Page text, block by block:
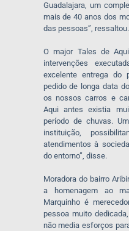
Guadalajara, um
mais de 40 anos dos
das pessoas”, ressaltou.
O major Tales de
intervenções
excelente entrega do
pedido de longa data
os nossos carros e
Aqui antes existia
período de chuvas.
instituição,
atendimentos à
do entorno”, disse.
Moradora do bairro
a homenagem ao
Marquinho é
pessoa muito
não media esforços